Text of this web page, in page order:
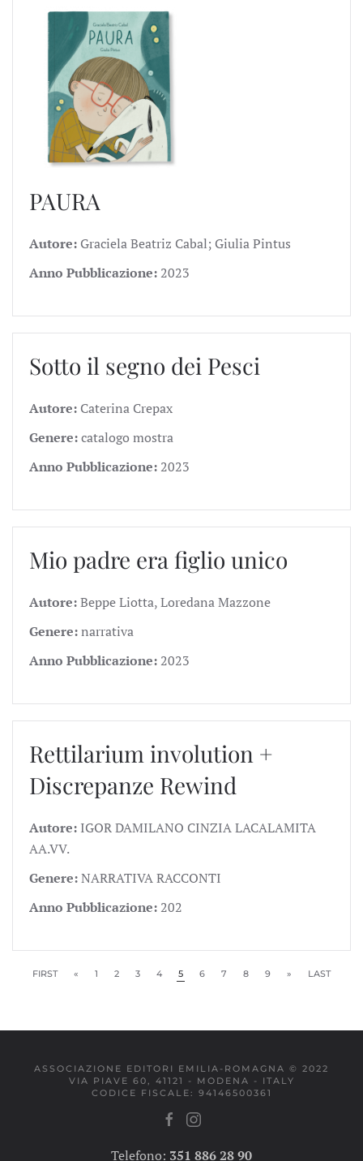
PAURA
Autore: Graciela Beatriz Cabal; Giulia Pintus
Anno Pubblicazione: 2023
Sotto il segno dei Pesci
Autore: Caterina Crepax
Genere:catalogo mostra
Anno Pubblicazione: 2023
Mio padre era figlio unico
Autore:Beppe Liotta, Loredana Mazzone
Genere:narrativa
Anno Pubblicazione: 2023
Rettilarium involution +
Discrepanze Rewind
Autore: IGOR DAMILANO CINZIA LACALAMITA
AA.VV.
Genere:NARRATIVA RACCONTI
Anno Pubblicazione: 202
FIRST « 1 2 3 4 5 6 7 8 9 » LAST
ASSOCIAZIONE EDITORI EMILIA-ROMAGNA © 2022
VIA PIAVE 60, 41121 - MODENA - ITALY
CODICE FISCALE: 94146500361
Telefono: 351 886 28 90